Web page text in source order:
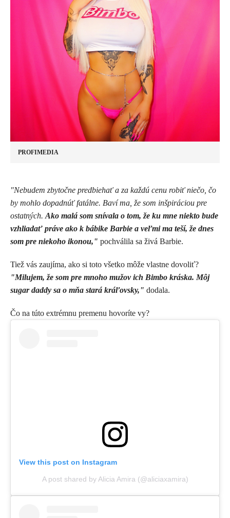
PROFIMEDIA
"Nebudem zbytočne predbiehať a za každú cenu robiť niečo, čo
by mohlo dopadnúť fatálne. Baví ma, že som inšpiráciou pre
ostatných. Ako malá som snívala o tom, že ku mne niekto bude
vzhliadať práve ako k bábike Barbie a veľmi ma teší, že dnes
som pre niekoho ikonou," pochválila sa živá Barbie.
Tiež vás zaujíma, ako si toto všetko môže vlastne dovoliť?
"Milujem, že som pre mnoho mužov ich Bimbo kráska. Môj
sugar daddy sa o mňa stará kráľovsky," dodala.
Čo na túto extrémnu premenu hovoríte vy?
View this post on Instagram
A post shared by Alicia Amira (@aliciaxamira)